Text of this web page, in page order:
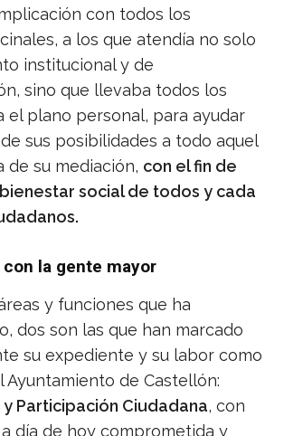
con todos los
a los que atendía no solo
institucional y de
sino que llevaba todos los
el plano personal, para ayudar
sus posibilidades a todo aquel
de su mediación, con el fin de
social de todos y cada
la gente mayor
y funciones que ha
dos son las que han marcado
su expediente y su labor como
Ayuntamiento de Castellón:
Participación Ciudadana, con
a día de hoy comprometida y